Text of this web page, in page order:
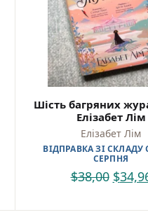
Книги
Вчимося
Прописи
Книги
Ігри для
Шість багряних
Елізабет Лім
Елізабет Лім
ВІДПРАВКА ЗІ СКЛАДУ
СЕРПНЯ
$38,00 $